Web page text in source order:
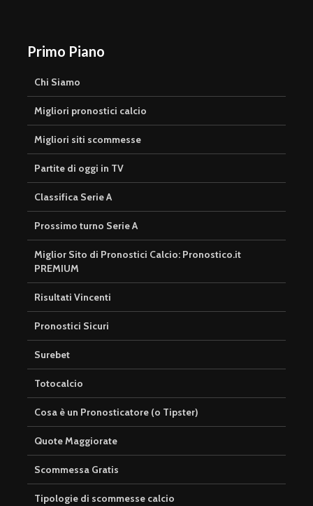
Primo Piano
Chi Siamo
Migliori pronostici calcio
Migliori siti scommesse
Partite di oggi in TV
Classifica Serie A
Prossimo turno Serie A
Miglior Sito di Pronostici Calcio: Pronostico.it
PREMIUM
Risultati Vincenti
Pronostici Sicuri
Surebet
Totocalcio
Cosa è un Pronosticatore (o Tipster)
Quote Maggiorate
Scommessa Gratis
Tipologie di scommesse calcio